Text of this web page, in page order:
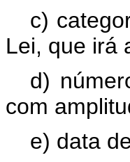
c)
Lei, que irá
d)
com
e) data